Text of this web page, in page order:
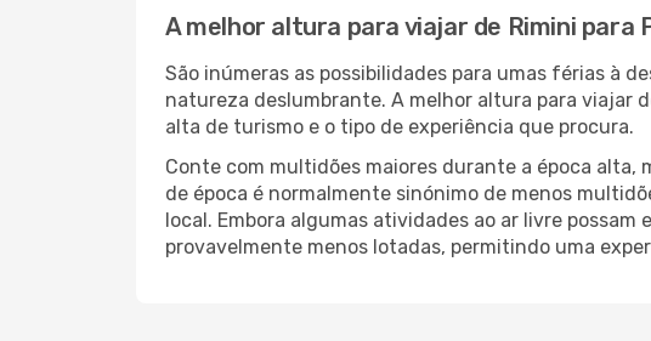
A melhor altura para viajar de Rimini para
São inúmeras as possibilidades para umas férias à
natureza deslumbrante. A melhor altura para viajar
alta de turismo e o tipo de experiência que procura.
Conte com multidões maiores durante a época
de época é normalmente sinónimo de menos
local. Embora algumas atividades ao ar livre
provavelmente menos lotadas, permitindo uma